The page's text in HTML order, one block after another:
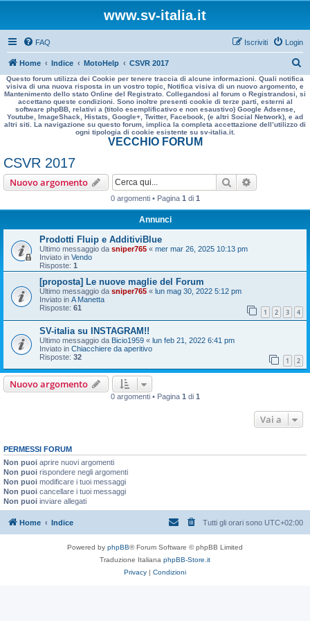
www.sv-italia.it
FAQ Login
Iscriviti
Home Indice MotoHelp CSVR 2017
e
r
a
Questo forum utilizza dei Cookie per tenere traccia di alcune informazioni. Quali notifica
visiva di una nuova risposta in un vostro topic, Notifica visiva di un nuovo argomento, e
Mantenimento dello stato Online del Registrato. Collegandosi al forum o Registrandosi, si
accettano queste condizioni. Sono inoltre presenti cookie di terze parti, esterni al
software phpBB, relativi a (titolo esemplificativo e non esaustivo) Google Adsense,
Youtube, ImageShack, Histats, Google+, Twitter, Facebook, (e altri Social Network), e ad
altri siti. La navigazione su questo forum, implica la completa accettazione dell’utilizzo di
ogni tipologia di cookie esistente su sv-italia.it.
VECCHIO FORUM
CSVR 2017
Nuovo argomento Cerca
0 argomenti • Pagina 1 di 1
Annunci
Prodotti Fluip e AdditiviBlue
Ultimo messaggio da sniper765 « mer mar 26, 2025 10:13 pm
Inviato in Vendo
Risposte: 1
[proposta] Le nuove maglie del Forum
Ultimo messaggio da sniper765 « lun mag 30, 2022 5:12 pm
Inviato in A Manetta
Risposte: 61 1 2 3 4
SV-italia su INSTAGRAM!!
Ultimo messaggio da Bicio1959 « lun feb 21, 2022 6:41 pm
Inviato in Chiacchiere da aperitivo
Risposte: 32 1 2
Nuovo argomento
0 argomenti • Pagina 1 di 1
Vai a
PERMESSI FORUM
Non puoi aprire nuovi argomenti
Non puoi rispondere negli argomenti
Non puoi modificare i tuoi messaggi
Non puoi cancellare i tuoi messaggi
Non puoi inviare allegati
Home Indice Tutti gli orari sono UTC+02:00
Powered by phpBB® Forum Software © phpBB Limited
Traduzione Italiana phpBB-Store.it
Privacy | Condizioni